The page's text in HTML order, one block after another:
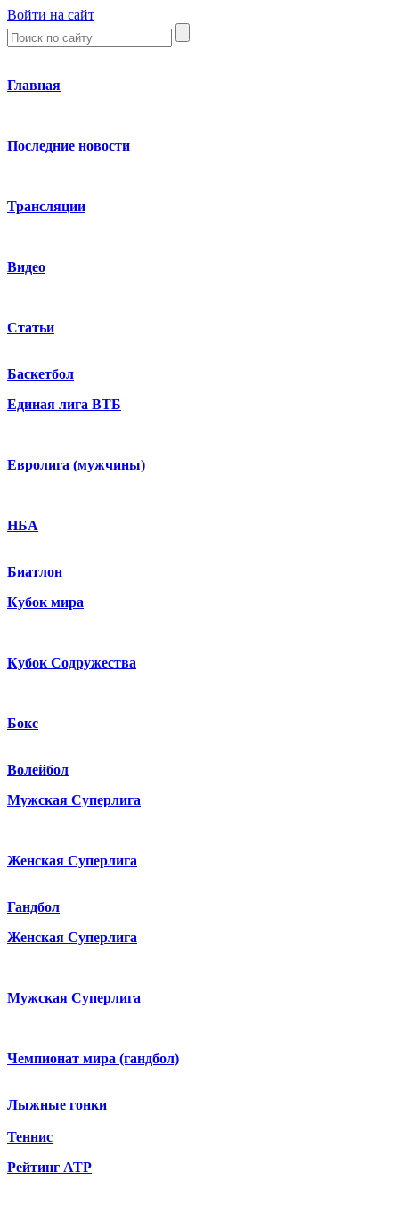
Войти на сайт
Главная
Последние новости
Трансляции
Видео
Статьи
Баскетбол
Единая лига ВТБ
Евролига (мужчины)
НБА
Биатлон
Кубок мира
Кубок Содружества
Бокс
Волейбол
Мужская Суперлига
Женская Суперлига
Гандбол
Женская Суперлига
Мужская Суперлига
Чемпионат мира (гандбол)
Лыжные гонки
Теннис
Рейтинг ATP